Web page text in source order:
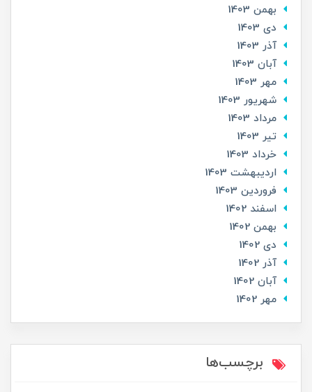
بهمن 1403
دی 1403
آذر 1403
آبان 1403
مهر 1403
شهریور 1403
مرداد 1403
تير 1403
خرداد 1403
ارديبهشت 1403
فروردین 1403
اسفند 1402
بهمن 1402
دی 1402
آذر 1402
آبان 1402
مهر 1402
برچسب‌ها